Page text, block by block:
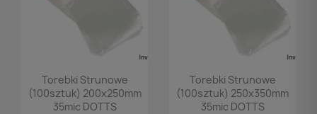
Podgląd
Torebki Strunowe
(100sztuk) 200x250mm
35mic DOTTS
Podgląd
Torebki Strunowe
(100sztuk) 250x350mm
35mic DOTTS